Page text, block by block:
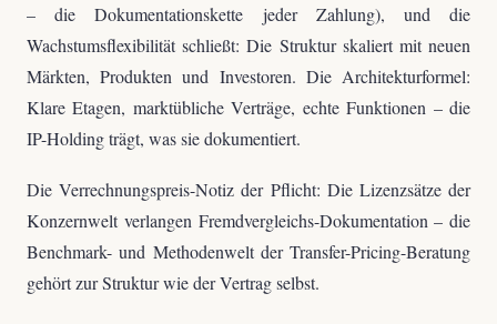
– die Dokumentationskette jeder Zahlung), und die
Wachstumsflexibilität schließt: Die Struktur skaliert mit neuen
Märkten, Produkten und Investoren. Die Architekturformel:
Klare Etagen, marktübliche Verträge, echte Funktionen – die
IP-Holding trägt, was sie dokumentiert.
Die Verrechnungspreis-Notiz der Pflicht: Die Lizenzsätze der
Konzernwelt verlangen Fremdvergleichs-Dokumentation – die
Benchmark- und Methodenwelt der Transfer-Pricing-Beratung
gehört zur Struktur wie der Vertrag selbst.